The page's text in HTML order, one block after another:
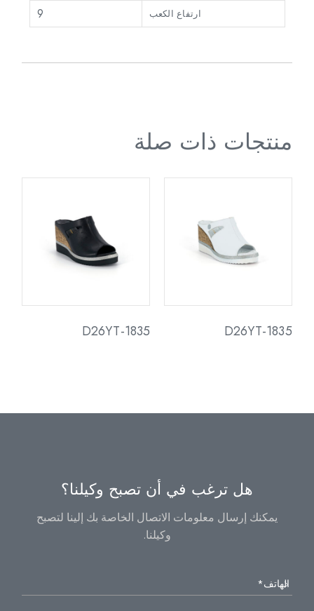
ارتفاع الكعب 9
منتجات ذات صلة
D26YT-1835
D26YT-1835
هل ترغب في أن تصبح وكيلنا؟
يمكنك إرسال معلومات الاتصال الخاصة بك إلينا لتصبح
وكيلنا.